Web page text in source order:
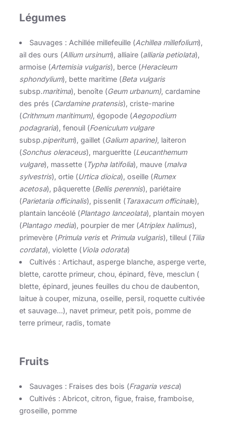
Légumes
Sauvages : Achillée millefeuille (Achillea millefolium),
ail des ours (Allium ursinum), alliaire (alliaria petiolata),
armoise (Artemisia vulgaris), berce (Heracleum
sphondylium), bette maritime (Beta vulgaris
subsp.maritima), benoîte (Geum urbanum), cardamine
des prés (Cardamine pratensis), criste-marine
(Crithmum maritimum), égopode (Aegopodium
podagraria), fenouil (Foeniculum vulgare
subsp.piperitum), gaillet (Galium aparine), laiteron
(Sonchus oleraceus), margueritte (Leucanthemum
vulgare), massette (Typha latifolia), mauve (malva
sylvestris), ortie (Urtica dioica), oseille (Rumex
acetosa), pâquerette (Bellis perennis), pariétaire
(Parietaria officinalis), pissenlit (Taraxacum officinale),
plantain lancéolé (Plantago lanceolata), plantain moyen
(Plantago media), pourpier de mer (Atriplex halimus),
primevère (Primula veris et Primula vulgaris), tilleul (Tilia
cordata), violette (Viola odorata)
Cultivés : Artichaut, asperge blanche, asperge verte,
blette, carotte primeur, chou, épinard, fève, mesclun (
blette, épinard, jeunes feuilles du chou de daubenton,
laitue à couper, mizuna, oseille, persil, roquette cultivée
et sauvage…), navet primeur, petit pois, pomme de
terre primeur, radis, tomate
Fruits
Sauvages : Fraises des bois (Fragaria vesca)
Cultivés : Abricot, citron, figue, fraise, framboise,
groseille, pomme